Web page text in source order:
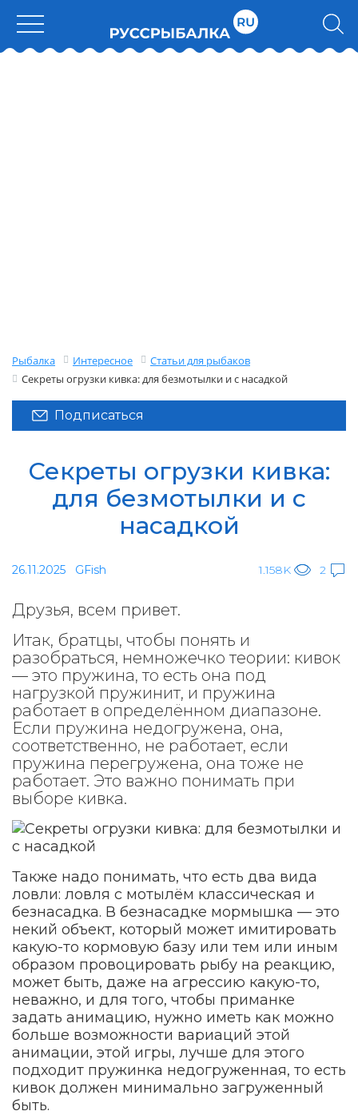
Рыбалка Интересное
Статьи для рыбаков
Секреты огрузки кивка: для безмотылки и с насадкой
Подписаться
Секреты огрузки кивка:
для безмотылки и с
насадкой
26.11.2025 GFish 1.158K 2
Друзья, всем привет.
Итак, братцы, чтобы понять и
разобраться, немножечко теории: кивок
— это пружина, то есть она под
нагрузкой пружинит, и пружина
работает в определённом диапазоне.
Если пружина недогружена, она,
соответственно, не работает, если
пружина перегружена, она тоже не
работает. Это важно понимать при
выборе кивка.
Также надо понимать, что есть два вида
ловли: ловля с мотылём классическая и
безнасадка. В безнасадке мормышка — это
некий объект, который может имитировать
какую-то кормовую базу или тем или иным
образом провоцировать рыбу на реакцию,
может быть, даже на агрессию какую-то,
неважно, и для того, чтобы приманке
задать анимацию, нужно иметь как можно
больше возможности вариаций этой
анимации, этой игры, лучше для этого
подходит пружинка недогруженная, то есть
кивок должен минимально загруженный
быть.